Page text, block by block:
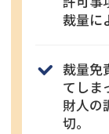
裁量に
裁量免
てしま
財人の
切。